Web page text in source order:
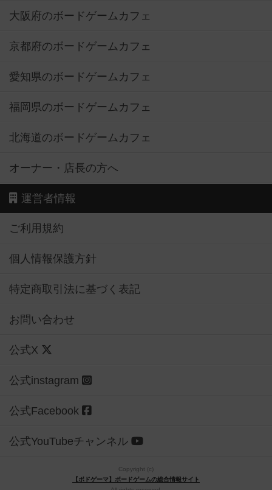
大阪府のボードゲームカフェ
京都府のボードゲームカフェ
愛知県のボードゲームカフェ
福岡県のボードゲームカフェ
北海道のボードゲームカフェ
オーナー・店長の方へ
運営者情報
ご利用規約
個人情報保護方針
特定商取引法に基づく表記
お問い合わせ
公式X
公式instagram
公式Facebook
公式YouTubeチャンネル
Copyright (c)
【ボドゲーマ】ボードゲームの総合情報サイト